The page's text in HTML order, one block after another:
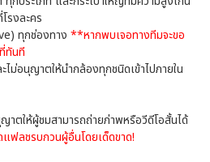
รงละคร
ทุกช่องทาง **หากพบเจอทางทีมจะขอ
ทันที
ม่อนุญาตให้นำกล้องทุกชนิดเข้าไปภายใน
ตให้ผู้ชมสามารถถ่ายภ่าพหรือวีดีโอสั้นได้
ฟลชรบกวนผู้อื่นโดยเด็ดขาด!